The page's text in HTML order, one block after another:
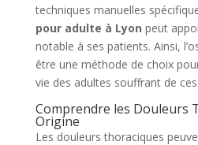
techniques manuelles
pour adulte à Lyon peut
notable à ses patients. Ainsi,
être une méthode de choix
vie des adultes souffrant de
Comprendre les Douleurs
Origine
Les douleurs thoraciques